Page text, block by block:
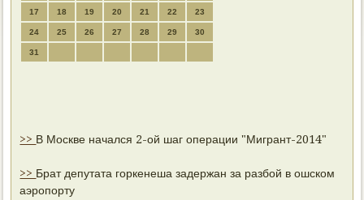
17 18 19 20 21 22 23
24 25 26 27 28 29 30
31
>> В Москве начался 2-ой шаг операции "Мигрант-2014"
>> Брат депутата горкенеша задержан за разбой в ошском
аэропорту